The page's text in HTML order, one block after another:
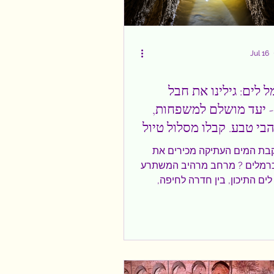
לים: גילינו את חבל
- יעד מושלם למשפחות,
טבע. קבלו מסלול טיול
תרבות
המים העתיקה מכירים את
כרמלים ? מרחב מרהיב המשתרע
לים התיכון, בין חדרה לחיפה,
הבנו שלשם כך נזדקק
ולעשות- מוזיאונים, טיולי
Jul 16